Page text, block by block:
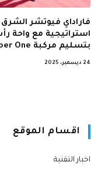
فاراداي فيوتشر
استراتيجية مع واحة
بتسليم مركبة FX Super One
24 ديسمبر، 2025
اقسام الموقع
اخبار التقنية